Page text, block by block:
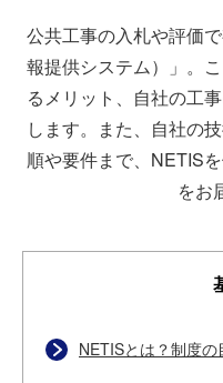
公共工事の入札や評価
報提供システム）」。
るメリット、自社の工
します。また、自社の
順や要件まで、NETIS
をお
NETISとは？制度